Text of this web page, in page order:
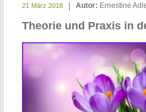
21 März 2018 Autor: Ernestine
Theorie und Praxis in